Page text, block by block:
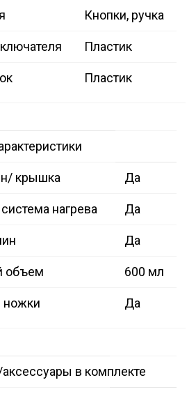
Кнопки, ручка
Пластик
Пластик
крышка Да
нагрева Да
Да
объем 600 мл
ножки Да
в комплекте